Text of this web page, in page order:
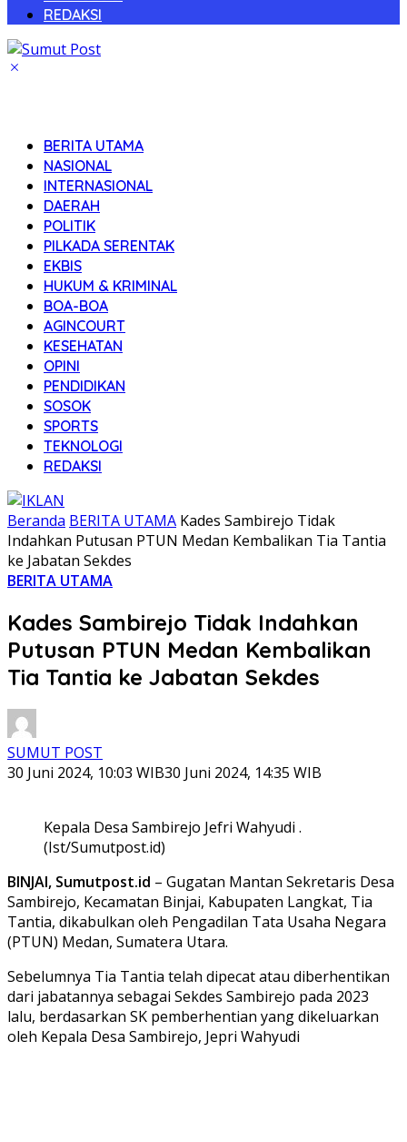
REDAKSI
BERITA UTAMA
NASIONAL
INTERNASIONAL
DAERAH
POLITIK
PILKADA SERENTAK
EKBIS
HUKUM & KRIMINAL
BOA-BOA
AGINCOURT
KESEHATAN
OPINI
PENDIDIKAN
SOSOK
SPORTS
TEKNOLOGI
REDAKSI
Beranda BERITA UTAMA Kades Sambirejo Tidak
Indahkan Putusan PTUN Medan Kembalikan Tia Tantia
ke Jabatan Sekdes
BERITA UTAMA
Kades Sambirejo Tidak Indahkan
Putusan PTUN Medan Kembalikan
Tia Tantia ke Jabatan Sekdes
SUMUT POST
30 Juni 2024, 10:03 WIB30 Juni 2024, 14:35 WIB
Kepala Desa Sambirejo Jefri Wahyudi .
(Ist/Sumutpost.id)
BINJAI, Sumutpost.id – Gugatan Mantan Sekretaris Desa
Sambirejo, Kecamatan Binjai, Kabupaten Langkat, Tia
Tantia, dikabulkan oleh Pengadilan Tata Usaha Negara
(PTUN) Medan, Sumatera Utara.
Sebelumnya Tia Tantia telah dipecat atau diberhentikan
dari jabatannya sebagai Sekdes Sambirejo pada 2023
lalu, berdasarkan SK pemberhentian yang dikeluarkan
oleh Kepala Desa Sambirejo, Jepri Wahyudi